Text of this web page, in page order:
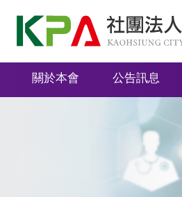
社
團
法
人
關於本會 公告訊息